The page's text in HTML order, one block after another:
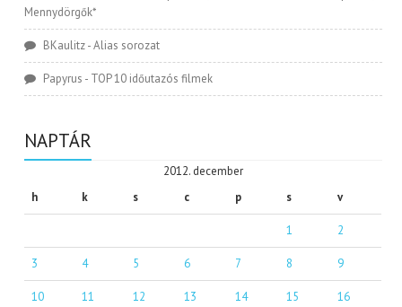
Mennydörgők*
BKaulitz-Alias sorozat
Papyrus - TOP 10 időutazós filmek
NAPTÁR
2012. december
h
k s c p s v
1 2
3 4 5 6 7 8 9
10 11 12 13 14 15 16